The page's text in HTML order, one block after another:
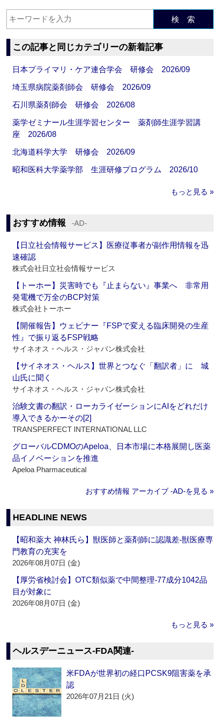
検 索
この記事と同じカテゴリーの新着記事
日本プライマリ・ケア連合学会 研修会 2026/09
埼玉県病院薬剤師会 研修会 2026/09
石川県薬剤師会 研修会 2026/08
薬学ゼミナール生涯学習センター 薬剤師生涯学習講
座 2026/08
北海道科学大学 研修会 2026/09
昭和医科大学薬学部 生涯研修プログラム 2026/10
もっと見る »
おすすめ情報 ‐AD‐
【日立社会情報サービス】医療従事者が副作用情報を迅
速確認
株式会社日立社会情報サービス
【トーホー】災害時でも『止まらない』事業へ 非常用
発電機で万全のBCP対策
株式会社トーホー
【開催報告】ウェビナー『FSPで変える臨床開発の生産
性』で振り返るFSP戦略
サイネオス・ヘルス・ジャパン株式会社
【サイネオス・ヘルス】世界とつなぐ「翻訳者」に 城
山氏に聞く
サイネオス・ヘルス・ジャパン株式会社
治験文書の翻訳・ローカライゼーションにAIをどれだけ
導入できるかーその[2]
TRANSPERFECT INTERNATIONAL LLC
グローバルCDMOのApeloa、日本市場に本格展開し医薬
品イノベーションを推進
Apeloa Pharmaceutical
おすすめ情報 アーカイブ ‐AD‐を見る »
HEADLINE NEWS
【昭和薬大 神林氏ら】獣医師と薬剤師に認識差‐獣医療専
門教育の充実を
2026年08月07日 (金)
【厚労省検討会】OTC類似薬で中間整理‐77成分1042品
目が対象に
2026年08月07日 (金)
もっと見る »
ヘルスデーニュース‐FDA関連‐
米FDAが世界初の経口PCSK9阻害薬を承
認
2026年07月21日 (火)